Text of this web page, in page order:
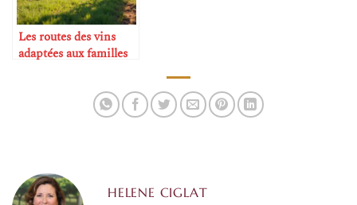
Les routes des vins
adaptées aux familles
HELENE CIGLAT